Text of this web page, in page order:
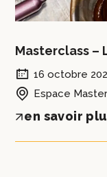
Masterclass –
16 octobre
Espace
en savoir